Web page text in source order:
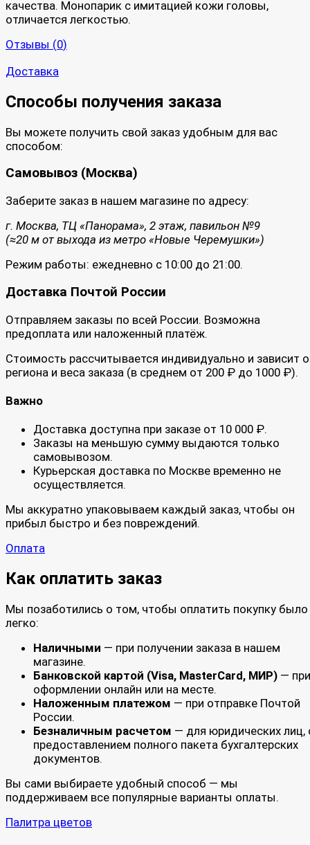
качества. Монопарик с имитацией кожи головы,
отличается легкостью.
Отзывы (0)
Доставка
Способы получения заказа
Вы можете получить свой заказ удобным для вас
способом:
Самовывоз (Москва)
Заберите заказ в нашем магазине по адресу:
г. Москва, ТЦ «Панорама», 2 этаж, павильон №9
(≈20 м от выхода из метро «Новые Черемушки»)
Режим работы: ежедневно с 10:00 до 21:00.
Доставка Почтой России
Отправляем заказы по всей России. Возможна
предоплата или наложенный платёж.
Стоимость рассчитывается индивидуально и зависит
региона и веса заказа (в среднем от 200 ₽ до 1000 ₽).
Важно
Доставка доступна при заказе от 10 000 ₽.
Заказы на меньшую сумму выдаются только
самовывозом.
Курьерская доставка по Москве временно не
осуществляется.
Мы аккуратно упаковываем каждый заказ, чтобы он
прибыл быстро и без повреждений.
Оплата
Как оплатить заказ
Мы позаботились о том, чтобы оплатить покупку было
легко:
Наличными — при получении заказа в нашем
магазине.
Банковской картой (Visa, MasterCard, МИР) — при
оформлении онлайн или на месте.
Наложенным платежом — при отправке Почтой
России.
Безналичным расчетом — для юридических лиц,
предоставлением полного пакета бухгалтерских
документов.
Вы сами выбираете удобный способ — мы
поддерживаем все популярные варианты оплаты.
Палитра цветов